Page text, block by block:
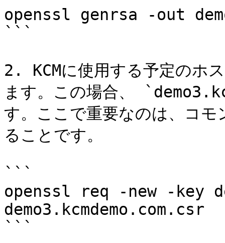
openssl genrsa -out
```
2. KCMに使用する予定のホ
ます。この場合、
す。ここで重要なのは、コ
ることです。
```
openssl req -new -key
demo3.kcmdemo.com.csr
```